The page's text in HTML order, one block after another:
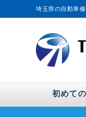
埼玉県の自動車
初めて